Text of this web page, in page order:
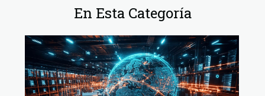
En Esta Categoría